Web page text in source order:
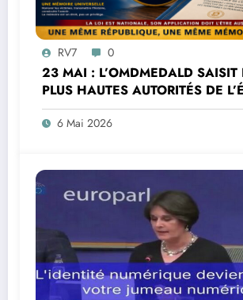
RV7 0
23 MAI : L’OMDMEDALD SAISIT
PLUS HAUTES AUTORITÉS DE
POUR CARENCE
LOI DANS LES OUTRE-MER
6 Mai 2026